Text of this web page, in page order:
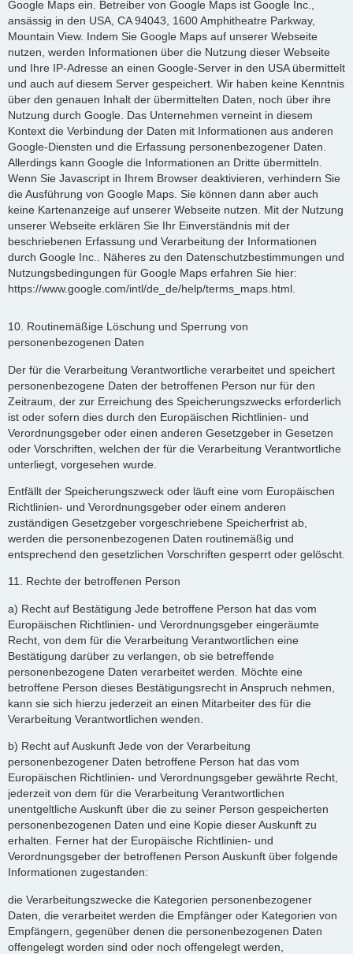
Google Maps ein. Betreiber von Google Maps ist Google Inc.,
ansässig in den USA, CA 94043, 1600 Amphitheatre Parkway,
Mountain View. Indem Sie Google Maps auf unserer Webseite
nutzen, werden Informationen über die Nutzung dieser Webseite
und Ihre IP-Adresse an einen Google-Server in den USA übermittelt
und auch auf diesem Server gespeichert. Wir haben keine Kenntnis
über den genauen Inhalt der übermittelten Daten, noch über ihre
Nutzung durch Google. Das Unternehmen verneint in diesem
Kontext die Verbindung der Daten mit Informationen aus anderen
Google-Diensten und die Erfassung personenbezogener Daten.
Allerdings kann Google die Informationen an Dritte übermitteln.
Wenn Sie Javascript in Ihrem Browser deaktivieren, verhindern Sie
die Ausführung von Google Maps. Sie können dann aber auch
keine Kartenanzeige auf unserer Webseite nutzen. Mit der Nutzung
unserer Webseite erklären Sie Ihr Einverständnis mit der
beschriebenen Erfassung und Verarbeitung der Informationen
durch Google Inc.. Näheres zu den Datenschutzbestimmungen und
Nutzungsbedingungen für Google Maps erfahren Sie hier:
https://www.google.com/intl/de_de/help/terms_maps.html.
10. Routinemäßige Löschung und Sperrung von
personenbezogenen Daten
Der für die Verarbeitung Verantwortliche verarbeitet und speichert
personenbezogene Daten der betroffenen Person nur für den
Zeitraum, der zur Erreichung des Speicherungszwecks erforderlich
ist oder sofern dies durch den Europäischen Richtlinien- und
Verordnungsgeber oder einen anderen Gesetzgeber in Gesetzen
oder Vorschriften, welchen der für die Verarbeitung Verantwortliche
unterliegt, vorgesehen wurde.
Entfällt der Speicherungszweck oder läuft eine vom Europäischen
Richtlinien- und Verordnungsgeber oder einem anderen
zuständigen Gesetzgeber vorgeschriebene Speicherfrist ab,
werden die personenbezogenen Daten routinemäßig und
entsprechend den gesetzlichen Vorschriften gesperrt oder gelöscht.
11. Rechte der betroffenen Person
a) Recht auf Bestätigung Jede betroffene Person hat das vom
Europäischen Richtlinien- und Verordnungsgeber eingeräumte
Recht, von dem für die Verarbeitung Verantwortlichen eine
Bestätigung darüber zu verlangen, ob sie betreffende
personenbezogene Daten verarbeitet werden. Möchte eine
betroffene Person dieses Bestätigungsrecht in Anspruch nehmen,
kann sie sich hierzu jederzeit an einen Mitarbeiter des für die
Verarbeitung Verantwortlichen wenden.
b) Recht auf Auskunft Jede von der Verarbeitung
personenbezogener Daten betroffene Person hat das vom
Europäischen Richtlinien- und Verordnungsgeber gewährte Recht,
jederzeit von dem für die Verarbeitung Verantwortlichen
unentgeltliche Auskunft über die zu seiner Person gespeicherten
personenbezogenen Daten und eine Kopie dieser Auskunft zu
erhalten. Ferner hat der Europäische Richtlinien- und
Verordnungsgeber der betroffenen Person Auskunft über folgende
Informationen zugestanden:
die Verarbeitungszwecke die Kategorien personenbezogener
Daten, die verarbeitet werden die Empfänger oder Kategorien von
Empfängern, gegenüber denen die personenbezogenen Daten
offengelegt worden sind oder noch offengelegt werden,